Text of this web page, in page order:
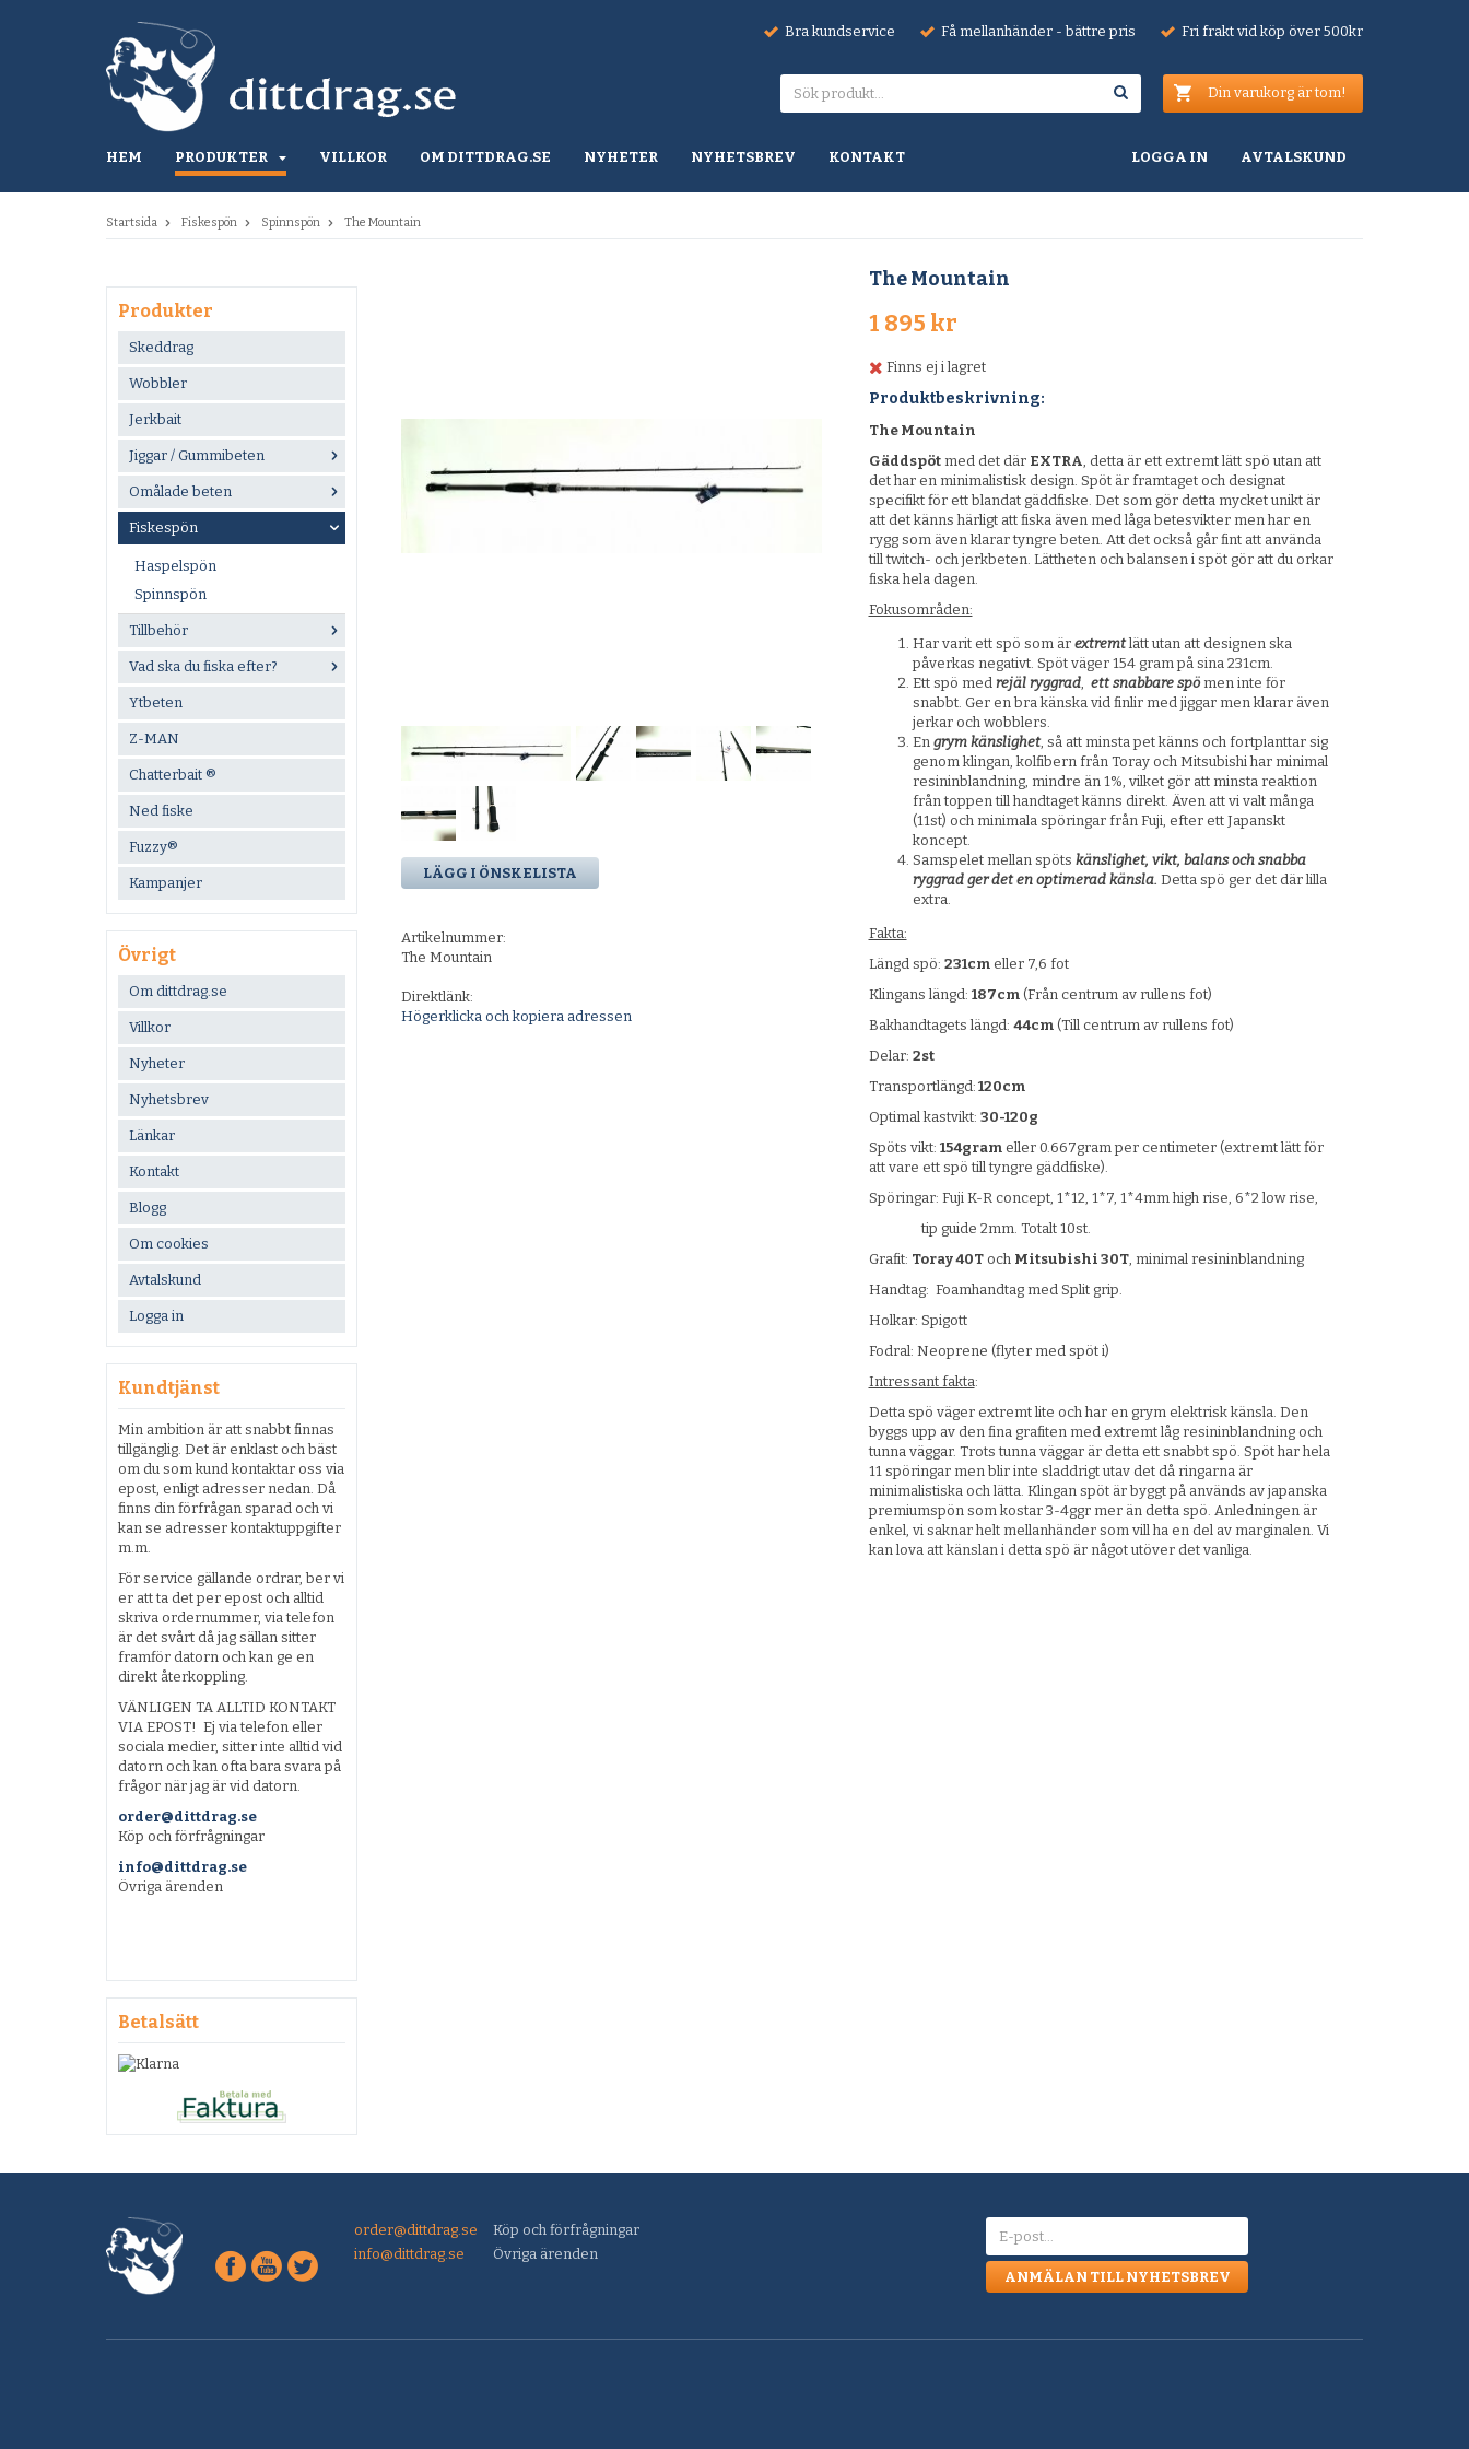
Bra kundservice Få mellanhänder - bättre pris Fri frakt vid köp över 500kr
Din varukorg är tom!
HEM PRODUKTER VILLKOR OM DITTDRAG.SE NYHETER NYHETSBREV KONTAKT AVTALSKUND
LOGGA IN
Startsida Fiskespön Spinnspön The Mountain
Produkter
Skeddrag
Wobbler
Jerkbait
Jiggar / Gummibeten
Omålade beten
Fiskespön
Haspelspön
Spinnspön
Tillbehör
Vad ska du fiska efter?
Ytbeten
Z-MAN
Chatterbait ®
Ned fiske
Fuzzy®
Kampanjer
Övrigt
Om dittdrag.se
Villkor
Nyheter
Nyhetsbrev
Länkar
Kontakt
Blogg
Om cookies
Avtalskund
Logga in
Kundtjänst
Min ambition är att snabbt finnas
tillgänglig. Det är enklast och bäst
om du som kund kontaktar oss via
epost, enligt adresser nedan. Då
finns din förfrågan sparad och vi
kan se adresser kontaktuppgifter
m.m.
För service gällande ordrar, ber vi
er att ta det per epost och alltid
skriva ordernummer, via telefon
är det svårt då jag sällan sitter
framför datorn och kan ge en
direkt återkoppling.
VÄNLIGEN TA ALLTID KONTAKT
VIA EPOST! Ej via telefon eller
sociala medier, sitter inte alltid vid
datorn och kan ofta bara svara på
frågor när jag är vid datorn.
order@dittdrag.se
Köp och förfrågningar
info@dittdrag.se
Övriga ärenden
Betalsätt
The Mountain
1 895 kr
Finns ej i lagret
Produktbeskrivning:
The Mountain
Gäddspötmed det där EXTRA , detta är ett extremt lätt spö utan att
det har en minimalistisk design. Spöt är framtaget och designat
specifikt för ett blandat gäddfiske. Det som gör detta mycket unikt är
att det känns härligt att fiska även med låga betesvikter men har en
rygg som även klarar tyngre beten. Att det också går fint att använda
till twitch- och jerkbeten. Lättheten och balansen i spöt gör att du orkar
fiska hela dagen.
Fokusområden:
Har varit ett spö som är extremtlätt utan att designen ska
påverkas negativt. Spöt väger 154 gram på sina 231cm.
Ett spö med rejäl ryggrad, ett snabbare spömen inte för
snabbt. Ger en bra känska vid finlir med jiggar men klarar även
jerkar och wobblers.
En grym känslighet, så att minsta pet känns och fortplanttar sig
genom klingan, kolfibern från Toray och Mitsubishi har minimal
resininblandning, mindre än 1%, vilket gör att minsta reaktion
från toppen till handtaget känns direkt. Även att vi valt många
(11st) och minimala spöringar från Fuji, efter ett Japanskt
koncept.
Samspelet mellan spöts känslighet, vikt, balans och snabba
ryggrad ger det en optimerad känsla. Detta spö ger det där lilla
extra.
Fakta:
Längd spö: 231cm eller 7,6 fot
Klingans längd: 187cm (Från centrum av rullens fot)
Bakhandtagets längd: 44cm (Till centrum av rullens fot)
Delar: 2st
Transportlängd: 120cm
Optimal kastvikt: 30-120g
Spöts vikt: 154gram eller 0.667gram per centimeter (extremt lätt för
att vare ett spö till tyngre gäddfiske).
Spöringar: Fuji K-R concept, 1*12, 1*7, 1*4mm high rise, 6*2 low rise,
tip guide 2mm. Totalt 10st.
Grafit: Toray 40Toch Mitsubishi 30T, minimal resininblandning
Handtag: Foamhandtag med Split grip.
Holkar: Spigott
Fodral: Neoprene (flyter med spöt i)
Intressant fakta:
Detta spö väger extremt lite och har en grym elektrisk känsla. Den
byggs upp av den fina grafiten med extremt låg resininblandning och
tunna väggar. Trots tunna väggar är detta ett snabbt spö. Spöt har hela
11 spöringar men blir inte sladdrigt utav det då ringarna är
minimalistiska och lätta. Klingan spöt är byggt på används av japanska
premiumspön som kostar 3-4ggr mer än detta spö. Anledningen är
enkel, vi saknar helt mellanhänder som vill ha en del av marginalen. Vi
kan lova att känslan i detta spö är något utöver det vanliga.
LÄGG I ÖNSKELISTA
Artikelnummer:
The Mountain
Direktlänk:
Högerklicka och kopiera adressen
order@dittdrag.se
Köp och förfrågningar
info@dittdrag.se
Övriga ärenden
ANMÄLAN TILL NYHETSBREV